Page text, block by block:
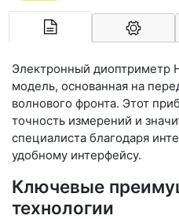
Электронный диоптриметр
модель, основанная на
волнового фронта. Этот
точность измерений и
специалиста благодаря
удобному интерфейсу.
Ключевые
технологии